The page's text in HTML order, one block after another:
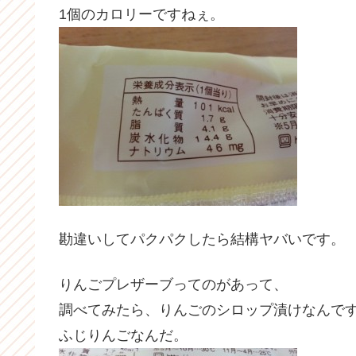
1個のカロリーですねぇ。
勘違いしてパクパクしたら結構ヤバいです。
りんごプレザーブってのがあって、
調べてみたら、りんごのシロップ漬けなんで
ふじりんごなんだ。